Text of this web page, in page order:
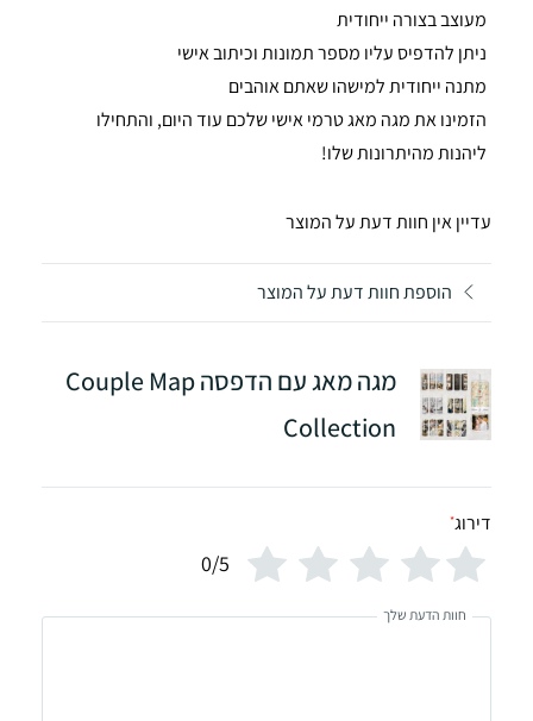
מעוצב בצורה ייחודית
ניתן להדפיס עליו מספר תמונות וכיתוב אישי
מתנה ייחודית למישהו שאתם אוהבים
הזמינו את מגה מאג טרמי אישי שלכם עוד היום, והתחילו
ליהנות מהיתרונות שלו!
עדיין אין חוות דעת על המוצר
הוספת חוות דעת על המוצר
מגה מאג עם הדפסה Couple Map
Collection
דירוג*
0/5
חוות הדעת שלך